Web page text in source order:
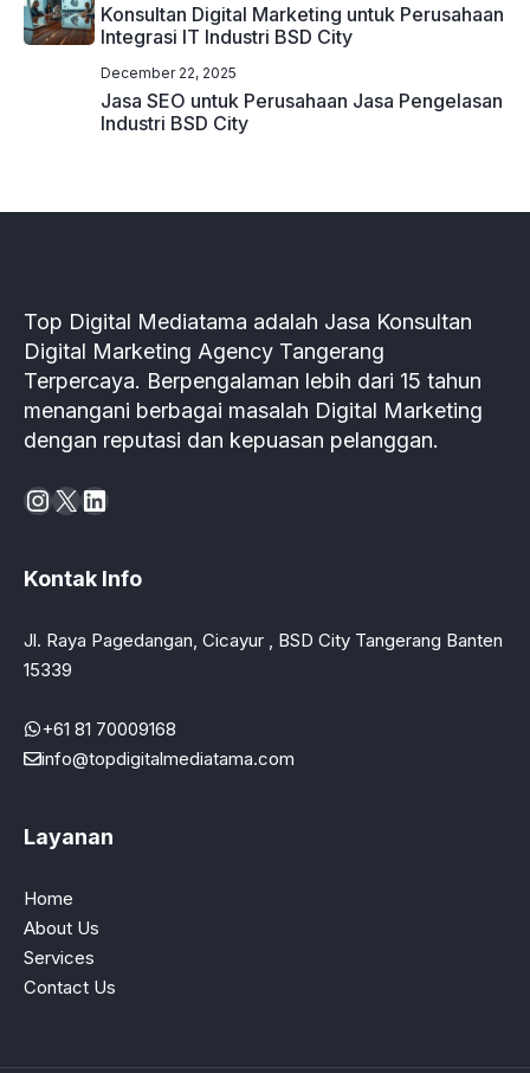
Konsultan Digital Marketing untuk Perusahaan
Integrasi IT Industri BSD City
December 22, 2025
Jasa SEO untuk Perusahaan Jasa Pengelasan
Industri BSD City
Top Digital Mediatama adalah Jasa Konsultan
Digital Marketing Agency Tangerang
Terpercaya. Berpengalaman lebih dari 15 tahun
menangani berbagai masalah Digital Marketing
dengan reputasi dan kepuasan pelanggan.
Instagram
X LinkedIn
Kontak Info
Jl. Raya Pagedangan, Cicayur , BSD City Tangerang Banten
15339
+61 81 70009168
info@topdigitalmediatama.com
Layanan
Home
About Us
Services
Contact Us